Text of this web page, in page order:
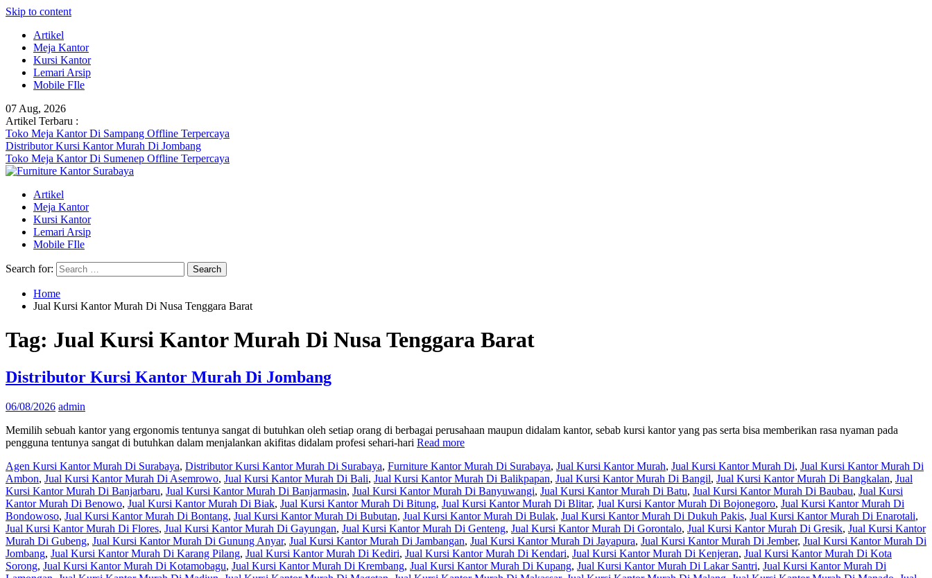
Skip to content
Artikel
Meja Kantor
Kursi Kantor
Lemari Arsip
Mobile FIle
07 Aug, 2026
Artikel Terbaru :
Toko Meja Kantor Di Sampang Offline Terpercaya
Distributor Kursi Kantor Murah Di Jombang
Toko Meja Kantor Di Sumenep Offline Terpercaya
Artikel
Meja Kantor
Kursi Kantor
Lemari Arsip
Mobile FIle
Search for:
Home
Jual Kursi Kantor Murah Di Nusa Tenggara Barat
Tag: Jual Kursi Kantor Murah Di Nusa Tenggara Barat
Distributor Kursi Kantor Murah Di Jombang
06/08/2026 admin
Memilih sebuah kantor yang ergonomis tentunya sangat di butuhkan oleh setiap orang di berbagai perusahaan maupun didalam kantor, sebab kursi kantor yang pas serta bisa memberikan rasa nyaman pada
pengguna tentunya sangat di butuhkan dalam menjalankan akifitas didalam profesi sehari-hari Read more
Agen Kursi Kantor Murah Di Surabaya, Distributor Kursi Kantor Murah Di Surabaya, Furniture Kantor Murah Di Surabaya, Jual Kursi Kantor Murah, Jual Kursi Kantor Murah Di, Jual Kursi Kantor Murah Di
Ambon, Jual Kursi Kantor Murah Di Asemrowo, Jual Kursi Kantor Murah Di Bali, Jual Kursi Kantor Murah Di Balikpapan, Jual Kursi Kantor Murah Di Bangil, Jual Kursi Kantor Murah Di Bangkalan, Jual
Kursi Kantor Murah Di Banjarbaru, Jual Kursi Kantor Murah Di Banjarmasin, Jual Kursi Kantor Murah Di Banyuwangi, Jual Kursi Kantor Murah Di Batu, Jual Kursi Kantor Murah Di Baubau, Jual Kursi
Kantor Murah Di Benowo, Jual Kursi Kantor Murah Di Biak, Jual Kursi Kantor Murah Di Bitung, Jual Kursi Kantor Murah Di Blitar, Jual Kursi Kantor Murah Di Bojonegoro, Jual Kursi Kantor Murah Di
Bondowoso, Jual Kursi Kantor Murah Di Bontang, Jual Kursi Kantor Murah Di Bubutan, Jual Kursi Kantor Murah Di Bulak, Jual Kursi Kantor Murah Di Dukuh Pakis, Jual Kursi Kantor Murah Di Enarotali,
Jual Kursi Kantor Murah Di Flores, Jual Kursi Kantor Murah Di Gayungan, Jual Kursi Kantor Murah Di Genteng, Jual Kursi Kantor Murah Di Gorontalo, Jual Kursi Kantor Murah Di Gresik, Jual Kursi Kantor
Murah Di Gubeng, Jual Kursi Kantor Murah Di Gunung Anyar, Jual Kursi Kantor Murah Di Jambangan, Jual Kursi Kantor Murah Di Jayapura, Jual Kursi Kantor Murah Di Jember, Jual Kursi Kantor Murah Di
Jombang, Jual Kursi Kantor Murah Di Karang Pilang, Jual Kursi Kantor Murah Di Kediri, Jual Kursi Kantor Murah Di Kendari, Jual Kursi Kantor Murah Di Kenjeran, Jual Kursi Kantor Murah Di Kota
Sorong, Jual Kursi Kantor Murah Di Kotamobagu, Jual Kursi Kantor Murah Di Krembang, Jual Kursi Kantor Murah Di Kupang, Jual Kursi Kantor Murah Di Lakar Santri, Jual Kursi Kantor Murah Di